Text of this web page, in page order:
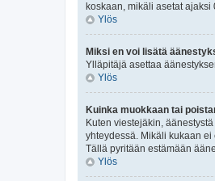
koskaan, mikäli asetat
Ylös
Miksi en voi lisätä
Ylläpitäjä asettaa
Ylös
Kuinka muokkaan tai
Kuten viestejäkin,
yhteydessä. Mikäli kukaan
Tällä pyritään estämään
Ylös